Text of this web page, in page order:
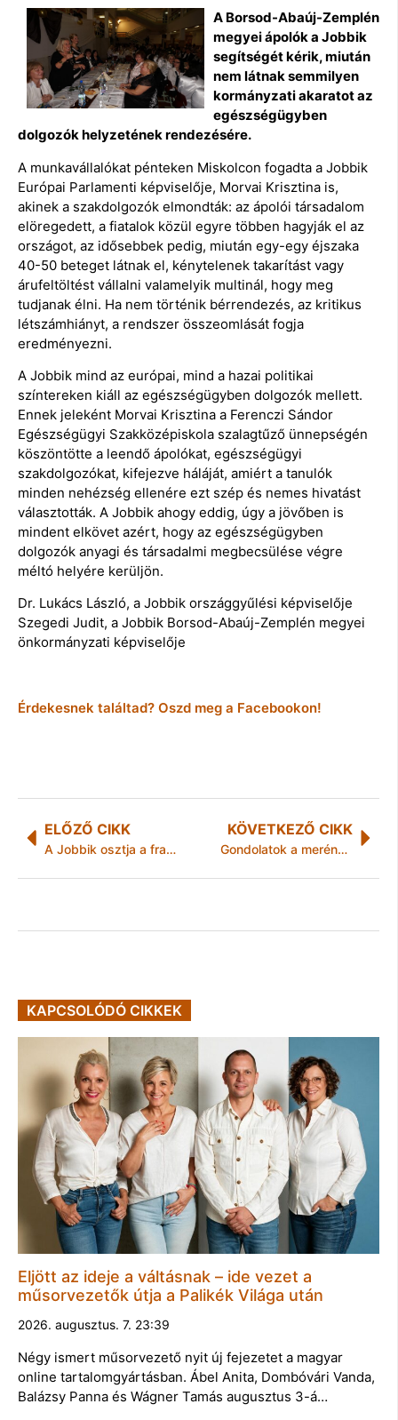
A Borsod-Abaúj-Zemplén
megyei ápolók a Jobbik
segítségét kérik, miután
nem látnak semmilyen
kormányzati akaratot az
egészségügyben
dolgozók helyzetének rendezésére.
A munkavállalókat pénteken Miskolcon fogadta a Jobbik
Európai Parlamenti képviselője, Morvai Krisztina is,
akinek a szakdolgozók elmondták: az ápolói társadalom
elöregedett, a fiatalok közül egyre többen hagyják el az
országot, az idősebbek pedig, miután egy-egy éjszaka
40-50 beteget látnak el, kénytelenek takarítást vagy
árufeltöltést vállalni valamelyik multinál, hogy meg
tudjanak élni. Ha nem történik bérrendezés, az kritikus
létszámhiányt, a rendszer összeomlását fogja
eredményezni.
A Jobbik mind az európai, mind a hazai politikai
színtereken kiáll az egészségügyben dolgozók mellett.
Ennek jeleként Morvai Krisztina a Ferenczi Sándor
Egészségügyi Szakközépiskola szalagtűző ünnepségén
köszöntötte a leendő ápolókat, egészségügyi
szakdolgozókat, kifejezve háláját, amiért a tanulók
minden nehézség ellenére ezt szép és nemes hivatást
választották. A Jobbik ahogy eddig, úgy a jövőben is
mindent elkövet azért, hogy az egészségügyben
dolgozók anyagi és társadalmi megbecsülése végre
méltó helyére kerüljön.
Dr. Lukács László, a Jobbik országgyűlési képviselője
Szegedi Judit, a Jobbik Borsod-Abaúj-Zemplén megyei
önkormányzati képviselője
Érdekesnek találtad? Oszd meg a Facebookon!
ELŐZŐ CIKK
A Jobbik osztja a francia nemzet gyászát
KÖVETKEZŐ CIKK
Gondolatok a merénylet másnapján: Vigyázó szemetek Párizsra vessétek!
KAPCSOLÓDÓ CIKKEK
Eljött az ideje a váltásnak – ide vezet a
műsorvezetők útja a Palikék Világa után
2026. augusztus. 7. 23:39
Négy ismert műsorvezető nyit új fejezetet a magyar
online tartalomgyártásban. Ábel Anita, Dombóvári Vanda,
Balázsy Panna és Wágner Tamás augusztus 3-á…